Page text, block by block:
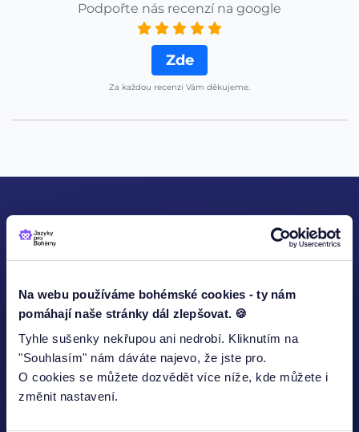
Na webu používáme bohémské cookies - ty nám
pomáhají naše stránky dál zlepšovat. 🍪
Tyhle sušenky nekřupou ani nedrobí. Kliknutím na
"Souhlasím" nám dáváte najevo, že jste pro.
O cookies se můžete dozvědět více níže, kde můžete i
změnit nastavení.
Podpořte nás recenzí na google
Zde
Za každou recenzi Vám děkujeme.
KONTAKTUJTE NÁS
Jméno